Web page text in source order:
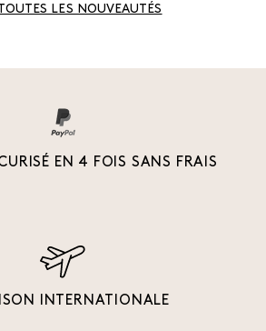
LES NOUVEAUTÉS
EN 4 FOIS SANS FRAIS
INTERNATIONALE